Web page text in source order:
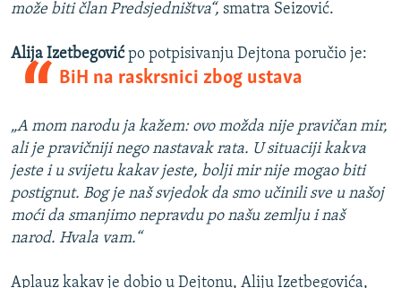
može biti član Predsjedništva“, smatra Seizović.
Alija Izetbegovićpo potpisivanju Dejtona poručio je:
BiH na raskrsnici zbog ustava
„A mom narodu ja kažem: ovo možda nije pravičan mir,
ali je pravičniji nego nastavak rata. U situaciji kakva
jeste i u svijetu kakav jeste, bolji mir nije mogao biti
postignut. Bog je naš svjedok da smo učinili sve u našoj
moći da smanjimo nepravdu po našu zemlju i naš
narod. Hvala vam.“
Aplauz kakav je dobio u Dejtonu, Aliju Izetbegovića,